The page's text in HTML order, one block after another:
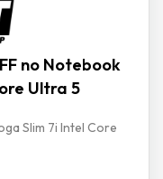
no Notebook
Ultra 5
Slim 7i Intel Core